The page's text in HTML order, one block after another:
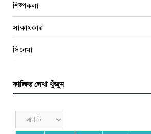
শিল্পকলা
সাক্ষাৎকার
সিনেমা
কাঙ্ক্ষিত লেখা খুঁজুন